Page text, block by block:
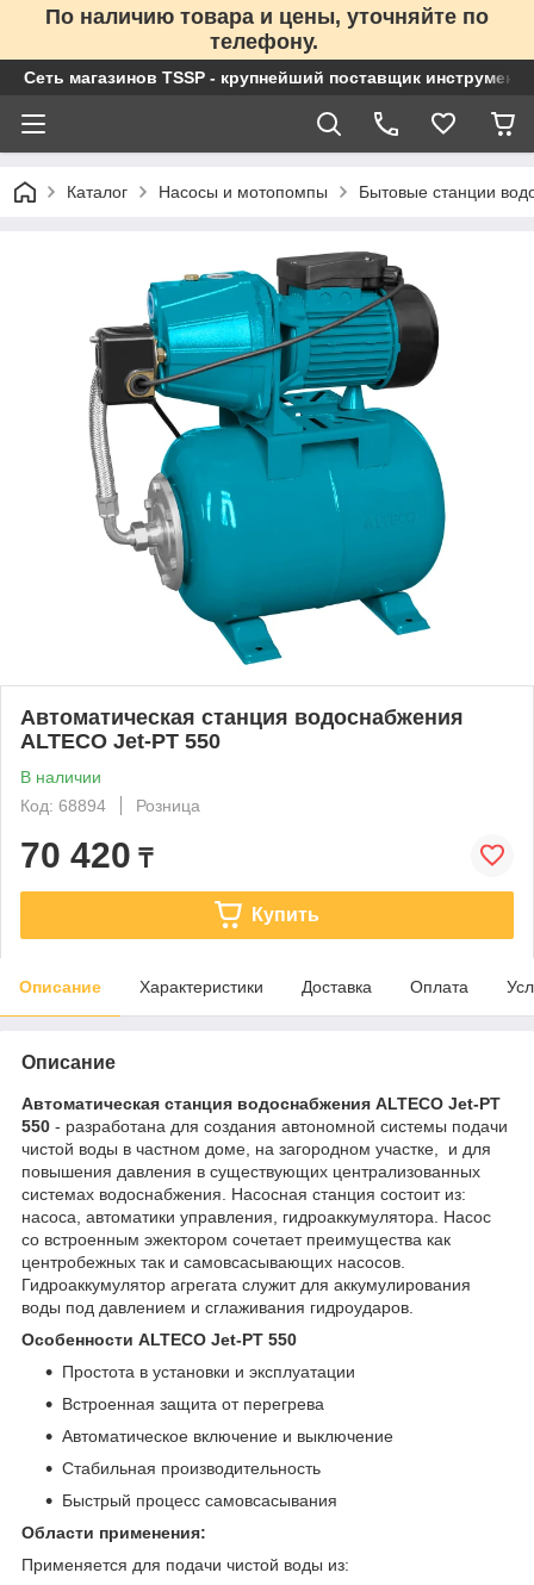
По наличию товара и цены, уточняйте по
телефону.
Сеть магазинов TSSP - крупнейший поставщик
Каталог Насосы и мотопомпы Бытовые станции
Автоматическая станция водоснабжения
ALTECO Jet-PT 550
В наличии
Код: 68894
Розница
70 420 ₸
Купить
Описание Характеристики Доставка Оплата
Описание
Автоматическая станция водоснабжения ALTECO Jet-PT
550 - разработана для создания автономной системы подачи
чистой воды в частном доме, на загородном участке, и для
повышения давления в существующих централизованных
системах водоснабжения. Насосная станция состоит из:
насоса, автоматики управления, гидроаккумулятора. Насос
со встроенным эжектором сочетает преимущества как
центробежных так и самовсасывающих насосов.
Гидроаккумулятор агрегата служит для аккумулирования
воды под давлением и сглаживания гидроударов.
Особенности ALTECO Jet-PT 550
Простота в установки и эксплуатации
Встроенная защита от перегрева
Автоматическое включение и выключение
Стабильная производительность
Быстрый процесс самовсасывания
Области применения:
Применяется для подачи чистой воды из: